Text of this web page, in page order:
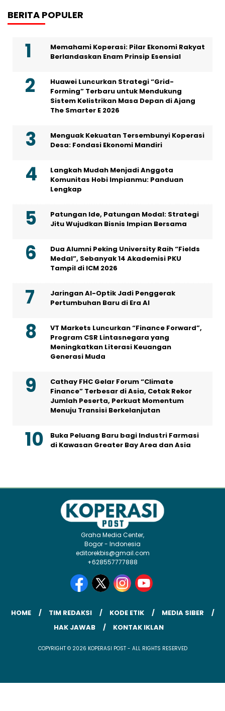
BERITA POPULER
Memahami Koperasi: Pilar Ekonomi Rakyat
Berlandaskan Enam Prinsip Esensial
Huawei Luncurkan Strategi “Grid-
Forming” Terbaru untuk Mendukung
Sistem Kelistrikan Masa Depan di Ajang
The Smarter E 2026
Menguak Kekuatan Tersembunyi Koperasi
Desa: Fondasi Ekonomi Mandiri
Langkah Mudah Menjadi Anggota
Komunitas Hobi Impianmu: Panduan
Lengkap
Patungan Ide, Patungan Modal: Strategi
Jitu Wujudkan Bisnis Impian Bersama
Dua Alumni Peking University Raih “Fields
Medal”, Sebanyak 14 Akademisi PKU
Tampil di ICM 2026
Jaringan AI-Optik Jadi Penggerak
Pertumbuhan Baru di Era AI
VT Markets Luncurkan “Finance Forward”,
Program CSR Lintasnegara yang
Meningkatkan Literasi Keuangan
Generasi Muda
Cathay FHC Gelar Forum “Climate
Finance” Terbesar di Asia, Cetak Rekor
Jumlah Peserta, Perkuat Momentum
Menuju Transisi Berkelanjutan
Buka Peluang Baru bagi Industri Farmasi
di Kawasan Greater Bay Area dan Asia
Graha Media Center,
Bogor - Indonesia
editorekbis@gmail.com
+628557777888
HOME TIM REDAKSI KODE ETIK
MEDIA SIBER
HAK JAWAB
KONTAK IKLAN
COPYRIGHT © 2026 KOPERASI POST - ALL RIGHTS RESERVED